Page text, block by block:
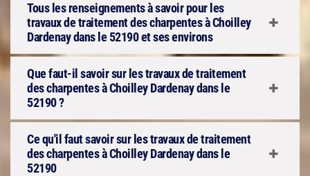
Tous les renseignements à savoir pour les
travaux de traitement des charpentes à Choilley
Dardenay dans le 52190 et ses environs
Que faut-il savoir sur les travaux de traitement
des charpentes à Choilley Dardenay dans le
52190 ?
Ce qu'il faut savoir sur les travaux de traitement
des charpentes à Choilley Dardenay dans le
52190